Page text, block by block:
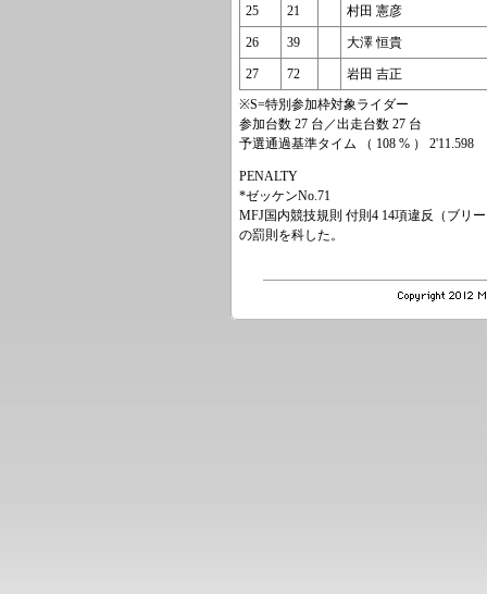
25 21 村田 憲彦
26 39 大澤 恒貴
27 72
岩田 吉正
※S=特別参加枠対象ライダー
参加台数 27 台／出走台数 27 台
予選通過基準タイム （ 108 % ） 2'11.598
PENALTY
*ゼッケンNo.71
MFJ国内競技規則 付則4 14項違反（ブリ
の罰則を科した。